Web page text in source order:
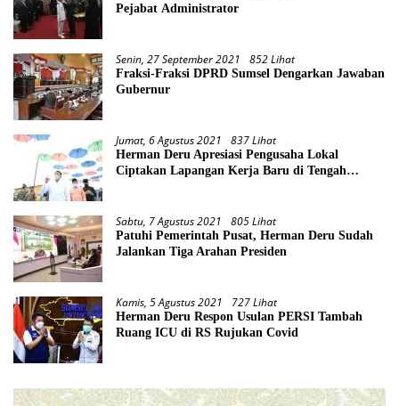
Pejabat Administrator
Senin, 27 September 2021 852 Lihat
Fraksi-Fraksi DPRD Sumsel Dengarkan Jawaban
Gubernur
Jumat, 6 Agustus 2021 837 Lihat
Herman Deru Apresiasi Pengusaha Lokal
Ciptakan Lapangan Kerja Baru di Tengah
Sabtu, 7 Agustus 2021 805 Lihat
Patuhi Pemerintah Pusat, Herman Deru Sudah
Jalankan Tiga Arahan Presiden
Kamis, 5 Agustus 2021 727 Lihat
Herman Deru Respon Usulan PERSI Tambah
Ruang ICU di RS Rujukan Covid